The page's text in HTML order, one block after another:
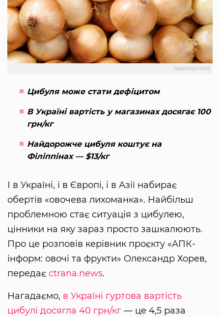
Depositphotos
Цибуля може стати дефіцитом
В Україні вартість у магазинах досягає 100
грн/кг
Найдорожче цибуля коштує на
Філіппінах — $13/кг
І в Україні, і в Європі, і в Азії набирає
обертів «овочева лихоманка». Найбільш
проблемною стає ситуація з цибулею,
цінники на яку зараз просто зашкалюють.
Про це розповів керівник проєкту «АПК-
інформ: овочі та фрукти» Олександр Хорев,
передає ctrana.news.
Нагадаємо, в Україні гуртова вартість
цибулі досягла 40 грн/кг — це 4,5 раза